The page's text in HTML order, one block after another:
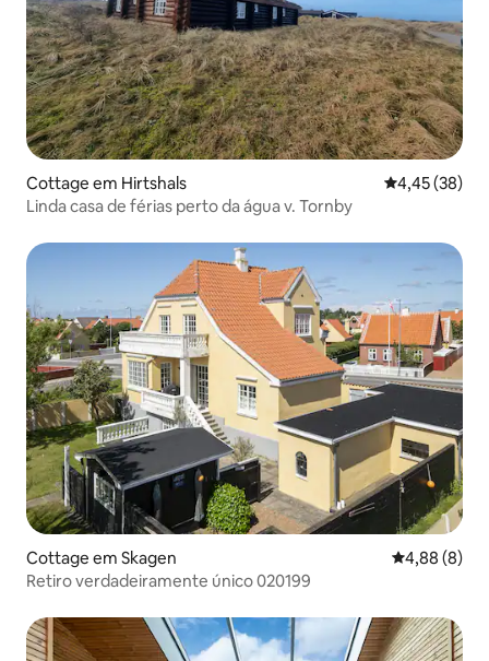
Cottage em Hirtshals Classificação
4,45 (38)
Linda casa de férias perto da água v. Tornby
Cottage em Skagen
4,88 (8)
Retiro verdadeiramente único 020199